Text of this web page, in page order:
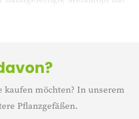
runden Form, die ihn
die robuste Konstruktion
verfügt der Topf über
Das eröffnet
kaufen möchten? In unserem
Pflanzgefäßen.